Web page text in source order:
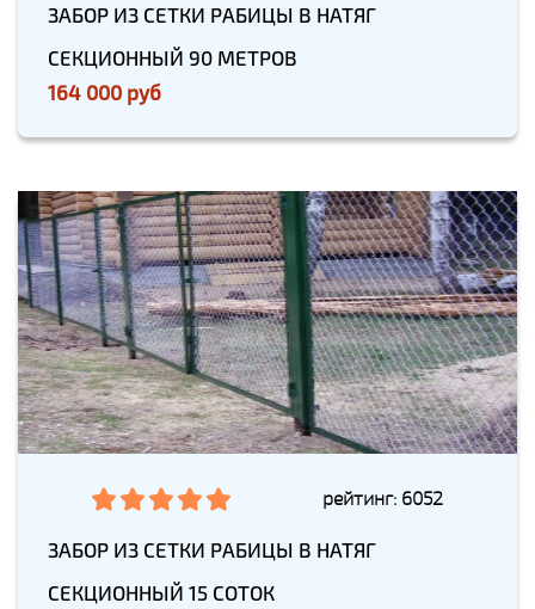
ЗАБОР ИЗ СЕТКИ РАБИЦЫ В НАТЯГ
СЕКЦИОННЫЙ 90 МЕТРОВ
164 000 руб
рейтинг: 6052
ЗАБОР ИЗ СЕТКИ РАБИЦЫ В НАТЯГ
СЕКЦИОННЫЙ 15 СОТОК